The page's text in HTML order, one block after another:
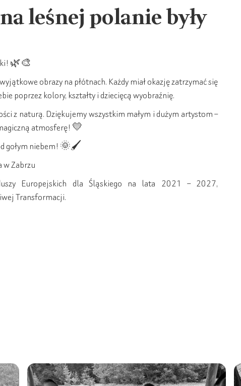
leśnej polanie były
🌿🎨
obrazy na płótnach. Każdy miał okazję zatrzymać się
poprzez kolory, kształty i dziecięcą wyobraźnię.
z naturą. Dziękujemy wszystkim małym i dużym artystom –
atmosferę! 💛
gołym niebem! 🌞🖌️
w Zabrzu
Europejskich dla Śląskiego na lata 2021 – 2027,
Transformacji.